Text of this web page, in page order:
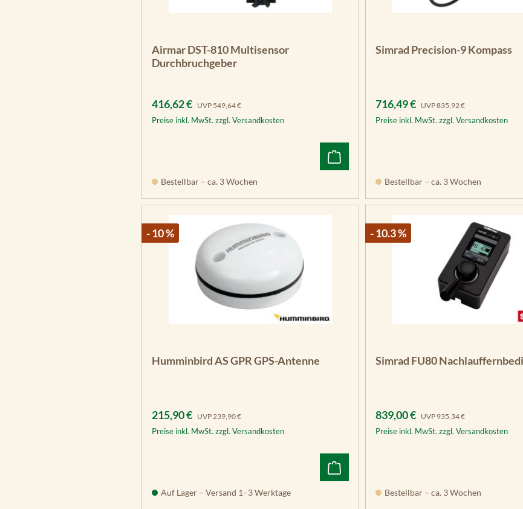
Airmar DST-810 Multisensor
Durchbruchgeber
Verkaufspreis:
416,62 € UVP Regulärer Preis:
549,64 €
Preise inkl. MwSt. zzgl. Versandkosten
Bestellbar – ca. 3 Wochen
Simrad Precision-9 Kompass
Verkaufspreis:
716,49 € UVP Regulärer Preis:
835,92 €
Preise inkl. MwSt. zzgl. Versandkosten
Bestellbar – ca. 3 Wochen
- 10 %
Humminbird AS GPR GPS-Antenne
Verkaufspreis:
215,90 € UVP Regulärer Preis:
239,90 €
Preise inkl. MwSt. zzgl. Versandkosten
Auf Lager – Versand 1–3 Werktage
- 10.3 %
Simrad FU80
Verkaufspreis:
839,00 € UVP Regulärer Preis:
935,34 €
Preise inkl. MwSt. zzgl. Versandkosten
Bestellbar – ca. 3 Wochen